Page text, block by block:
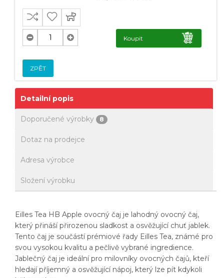
Koupit
ZPĚT
Detailní popis
Doporučené výrobky 8
Dotaz na prodejce
Adresa výrobce
Složení výrobku
Eilles Tea HB Apple ovocný čaj je lahodný ovocný čaj,
který přináší přirozenou sladkost a osvěžující chuť jablek.
Tento čaj je součástí prémiové řady Eilles Tea, známé pro
svou vysokou kvalitu a pečlivě vybrané ingredience.
Jablečný čaj je ideální pro milovníky ovocných čajů, kteří
hledají příjemný a osvěžující nápoj, který lze pít kdykoli